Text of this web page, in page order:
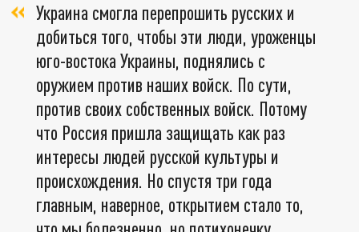
Украина смогла перепрошить русских и
добиться того, чтобы эти люди, уроженцы
юго-востока Украины, поднялись с
оружием против наших войск. По сути,
против своих собственных войск. Потому
что Россия пришла защищать как раз
интересы людей русской культуры и
происхождения. Но спустя три года
главным, наверное, открытием стало то,